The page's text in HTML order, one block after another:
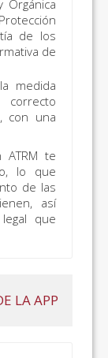
Orgánica
de los
de
medida
con una
te
lo que
de las
así
que
LA APP